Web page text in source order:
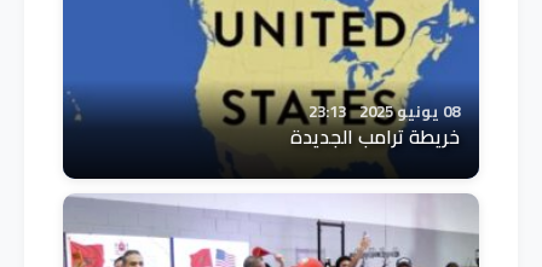
08 يونيو 2025 23:13
خريطة ترامب الجديدة